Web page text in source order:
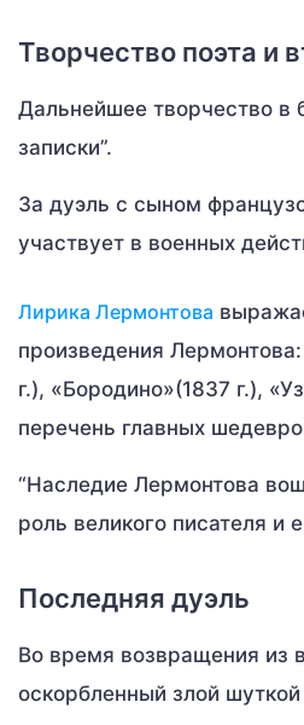
Творчество поэта и
Дальнейшее творчество в
записки”.
За дуэль с сыном
участвует в военных
Лирика Лермонтова
произведения Лермонтова:
г.), «Бородино»(1837 г.),
перечень главных
“Наследие Лермонтова
роль великого писателя и
Последняя дуэль
Во время возвращения из
оскорбленный злой шуткой